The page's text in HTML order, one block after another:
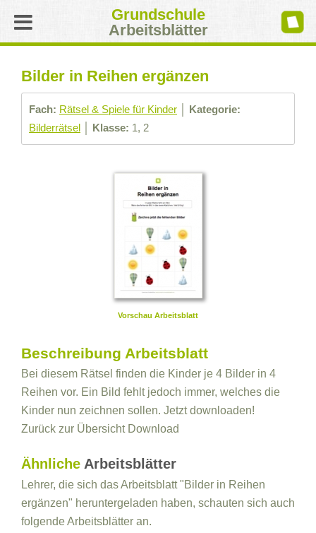
Grundschule
Arbeitsblätter
Bilder in Reihen ergänzen
Fach: Rätsel & Spiele für Kinder
Kategorie:
Bilderrätsel
Klasse: 1, 2
Vorschau Arbeitsblatt
Beschreibung Arbeitsblatt
Bei diesem Rätsel finden die Kinder je 4 Bilder in 4
Reihen vor. Ein Bild fehlt jedoch immer, welches die
Kinder nun zeichnen sollen. Jetzt downloaden!
Zurück zur Übersicht Download
Ähnliche Arbeitsblätter
Lehrer, die sich das Arbeitsblatt "Bilder in Reihen
ergänzen" heruntergeladen haben, schauten sich auch
folgende Arbeitsblätter an.